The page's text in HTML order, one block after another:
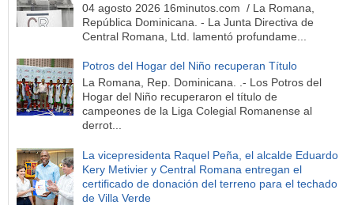
04 agosto 2026 16minutos.com / La Romana,
República Dominicana. - La Junta Directiva de
Central Romana, Ltd. lamentó profundame...
Potros del Hogar del Niño recuperan Título
La Romana, Rep. Dominicana. .- Los Potros del
Hogar del Niño recuperaron el título de
campeones de la Liga Colegial Romanense al
derrot...
La vicepresidenta Raquel Peña, el alcalde Eduardo
Kery Metivier y Central Romana entregan el
certificado de donación del terreno para el techado
de Villa Verde